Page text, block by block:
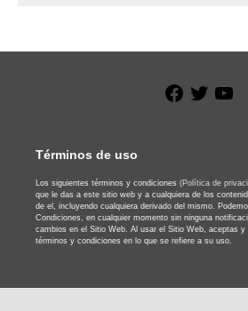
Facebook
Twitter
Términos de uso
Los siguientes términos y condiciones (Política de
que le das a este sitio web y a cualquiera de los
de el, incluyendo cualquiera derivado del mismo.
Condiciones, en cualquier momento sin ninguna
cambios en el Sitio Web. Al usar el Sitio Web, aceptas
términos y condiciones en lo que se refiere a su uso.